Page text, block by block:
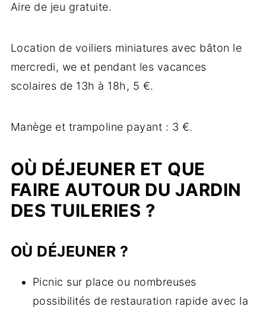
Aire de jeu gratuite.
Location de voiliers miniatures avec bâton le
mercredi, we et pendant les vacances
scolaires de 13h à 18h, 5 €.
Manège et trampoline payant : 3 €.
OÙ DÉJEUNER ET QUE
FAIRE AUTOUR DU JARDIN
DES TUILERIES ?
OÙ DÉJEUNER ?
Picnic sur place ou nombreuses
possibilités de restauration rapide avec la